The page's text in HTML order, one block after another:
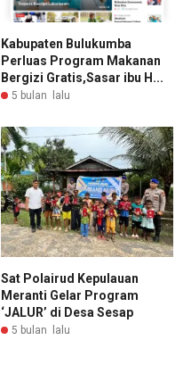
Kabupaten Bulukumba
Perluas Program Makanan
Bergizi Gratis,Sasar ibu H...
5 bulan lalu
Sat Polairud Kepulauan
Meranti Gelar Program
‘JALUR’ di Desa Sesap
5 bulan lalu